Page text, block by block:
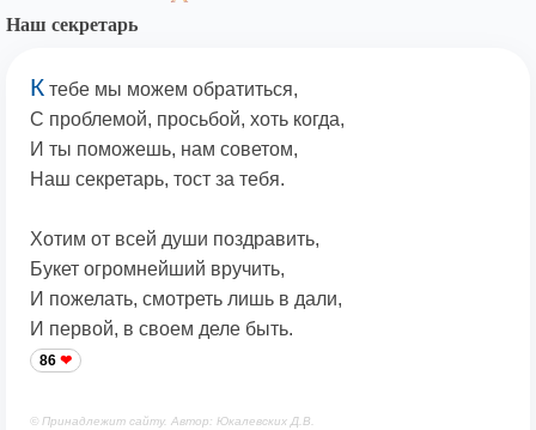
Наш секретарь
К тебе мы можем обратиться,
С проблемой, просьбой, хоть когда,
И ты поможешь, нам советом,
Наш секретарь, тост за тебя.
Хотим от всей души поздравить,
Букет огромнейший вручить,
И пожелать, смотреть лишь в дали,
И первой, в своем деле быть.
86
© Принадлежит сайту. Автор: Юкалевских Д.В.